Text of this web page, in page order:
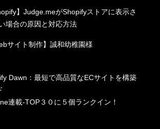
】Judge.meがShopifyストアに表示さ
場合の原因と対応方法
サイト制作】誠和幼稚園様
Dawn：最短で高品質なECサイトを構築
連載-TOP３０に５個ランクイン！